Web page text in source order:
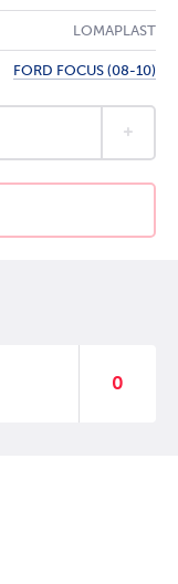
LOMAPLAST
FORD FOCUS (08-10)
0